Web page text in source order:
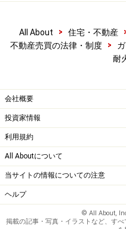
All About > 住宅・不動産
不動産売買の法律・制度
>
耐
会社概要
投資家情報
利用規約
All Aboutについて
当サイトの情報についての注意
ヘルプ
© All About,
掲載の記事・写真・イラストなど、す